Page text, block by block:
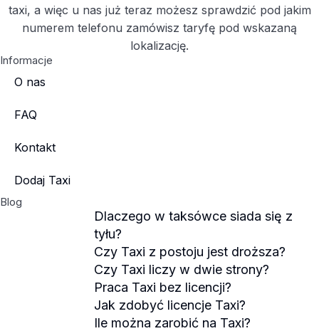
taxi, a więc u nas już teraz możesz sprawdzić pod jakim
numerem telefonu zamówisz taryfę pod wskazaną
lokalizację.
Informacje
O nas
FAQ
Kontakt
Dodaj Taxi
Blog
Dlaczego w taksówce siada się z
tyłu?
Czy Taxi z postoju jest droższa?
Czy Taxi liczy w dwie strony?
Praca Taxi bez licencji?
Jak zdobyć licencje Taxi?
Ile można zarobić na Taxi?